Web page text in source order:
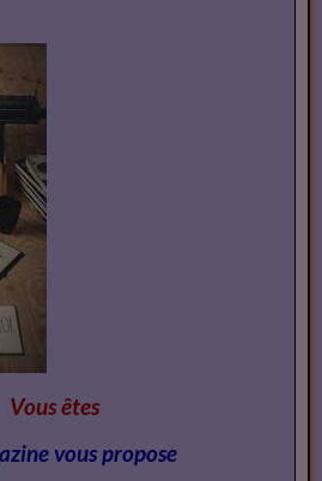
Vous êtes
vous propose